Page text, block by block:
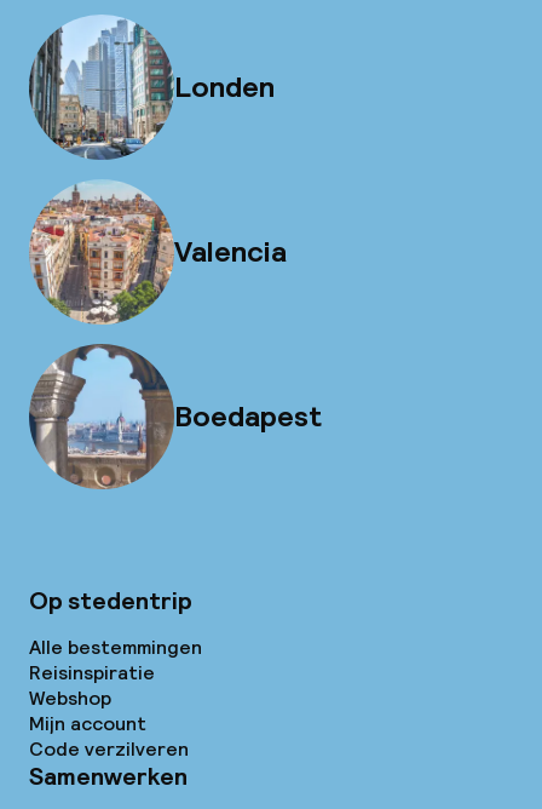
Londen
Valencia
Boedapest
Op stedentrip
Alle bestemmingen
Reisinspiratie
Webshop
Mijn account
Code verzilveren
Samenwerken